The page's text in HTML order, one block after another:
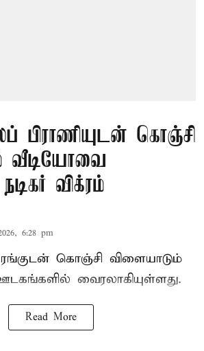
பிராணியுடன் கொஞ்சி
வீடியோவை
விக்ரம்
6:28 pm
கொஞ்சி விளையாடும்
வைரலாகியுள்ளது.
Read More